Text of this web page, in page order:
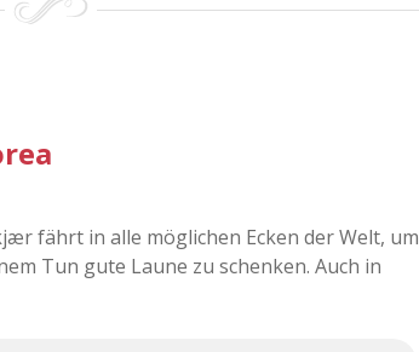
fährt in alle möglichen Ecken der Welt, um
Tun gute Laune zu schenken. Auch in